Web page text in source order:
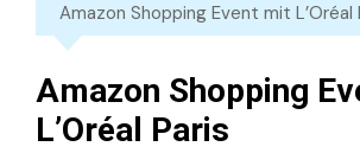
Amazon Shopping Event mit L’Oréal
Amazon Shopping
L’Oréal Paris